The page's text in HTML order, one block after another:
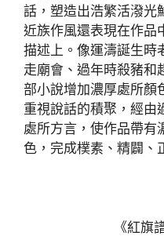
話，塑造出浩繁活潑光
近族作風還表現在作品
描述上。像運濤誕生時
走廟會、過年時殺豬和
部小說增加濃厚處所顏
重視說話的積聚，經由
處所方言，使作品帶有
色，完成樸素、精闢、
《紅旗